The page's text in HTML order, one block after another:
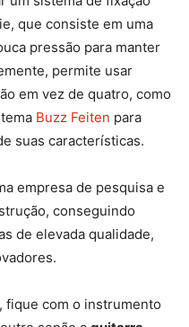
que consiste em uma
pressão para manter
permite usar
em vez de quatro, como
Buzz Feiten para
suas características.
empresa de pesquisa e
conseguindo
de elevada qualidade,
fique com o instrumento